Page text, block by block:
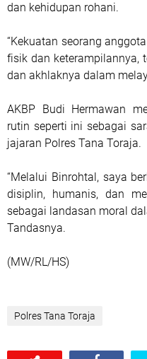
dan kehidupan rohani.
“Kekuatan seorang
fisik dan keterampilannya,
dan akhlaknya dalam
AKBP Budi Hermawan
rutin seperti ini sebagai
jajaran Polres Tana Toraja.
“Melalui Binrohtal, saya
disiplin, humanis, dan
sebagai landasan moral
Tandasnya.
(MW/RL/HS)
Polres Tana Toraja